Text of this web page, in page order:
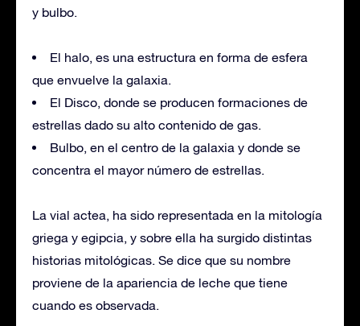
y bulbo.
El halo, es una estructura en forma de esfera
que envuelve la galaxia.
El Disco, donde se producen formaciones de
estrellas dado su alto contenido de gas.
Bulbo, en el centro de la galaxia y donde se
concentra el mayor número de estrellas.
La vial actea, ha sido representada en la mitología
griega y egipcia, y sobre ella ha surgido distintas
historias mitológicas. Se dice que su nombre
proviene de la apariencia de leche que tiene
cuando es observada.